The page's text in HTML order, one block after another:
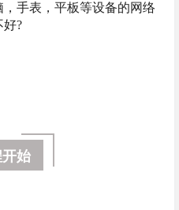
，手表，平板等设备的网络
好?
始